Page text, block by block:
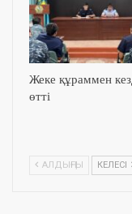
Жеке құраммен
өтті
АЛДЫҢҒЫ КЕЛЕСІ